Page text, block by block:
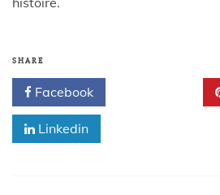
SHARE
Facebook
Linkedin